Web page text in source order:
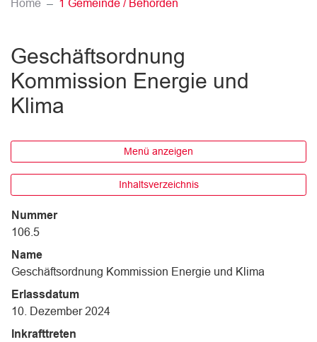
Home 1 Gemeinde / Behörden
Geschäftsordnung
Kommission Energie und
Klima
Menü anzeigen
Inhaltsverzeichnis
Nummer
106.5
Name
Geschäftsordnung Kommission Energie und Klima
Erlassdatum
10. Dezember 2024
Inkrafttreten